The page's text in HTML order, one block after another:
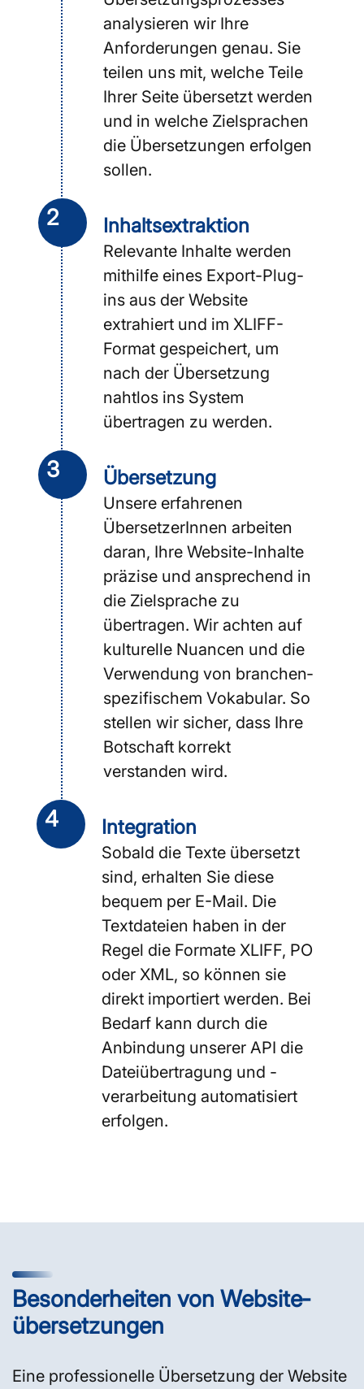
analysieren wir Ihre
Anforderungen genau. Sie
teilen uns mit, welche Teile
Ihrer Seite übersetzt werden
und in welche Zielsprachen
die Übersetzungen erfolgen
sollen.
2 Inhalts­extraktion
Relevante Inhalte werden
mithilfe eines Export-Plug-
ins aus der Website
extrahiert und im XLIFF-
Format gespeichert, um
nach der Übersetzung
nahtlos ins System
übertragen zu werden.
3 Übersetzung
Unsere erfahrenen
ÜbersetzerInnen arbeiten
daran, Ihre Website-Inhalte
präzise und ansprechend in
die Zielsprache zu
übertragen. Wir achten auf
kulturelle Nuancen und die
Verwendung von branchen­
spezifischem Vokabular. So
stellen wir sicher, dass Ihre
Botschaft korrekt
verstanden wird.
4 Integration
Sobald die Texte übersetzt
sind, erhalten Sie diese
bequem per E-Mail. Die
Textdateien haben in der
Regel die Formate XLIFF, PO
oder XML, so können sie
direkt importiert werden. Bei
Bedarf kann durch die
Anbindung unserer API die
Dateiübertragung und -
verarbeitung automatisiert
erfolgen.
Besonderheiten von Website­
übersetzungen
Eine professionelle Übersetzung der Website